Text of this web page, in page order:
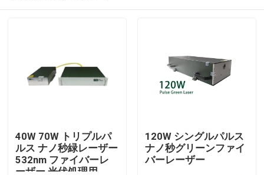
40W 70W トリプルパ
ルス ナノ秒緑レーザー
532nm ファイバーレ
ーザー 光伏処理用
120W シングルパルス
ナノ秒グリーンファイ
バーレーザー